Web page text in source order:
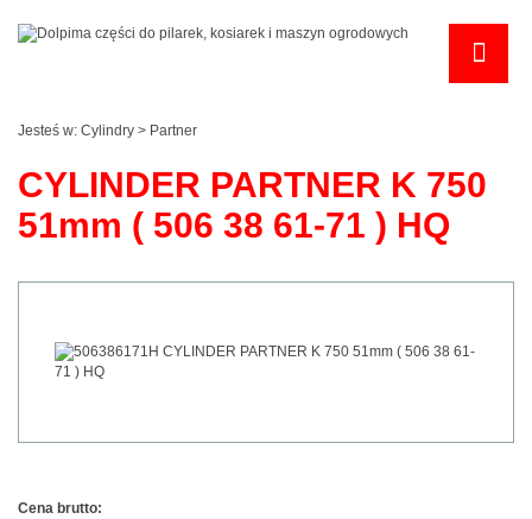
Jesteś w: Cylindry > Partner
CYLINDER PARTNER K 750
51mm ( 506 38 61-71 ) HQ
Cena brutto: